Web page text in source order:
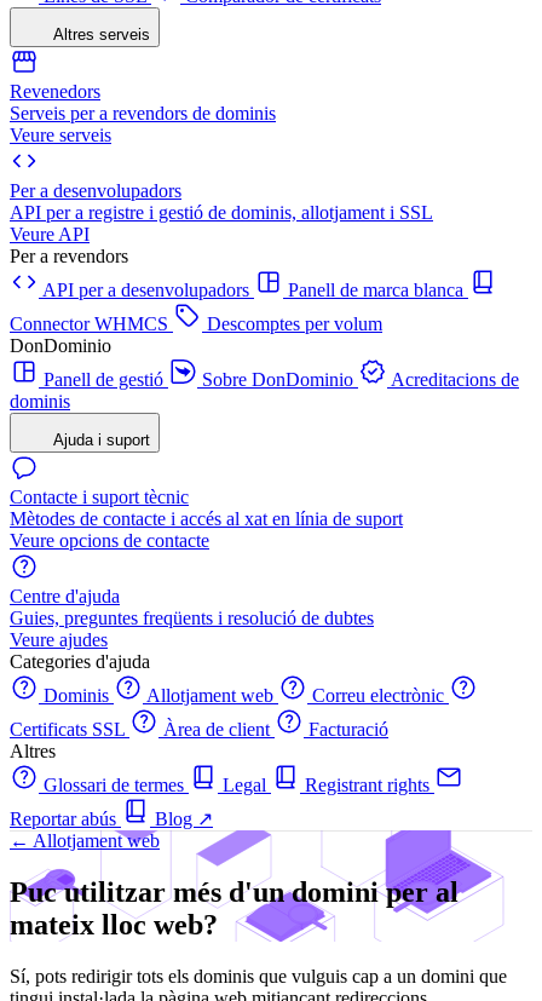
Altres serveis
Revenedors
Serveis per a revendors de dominis
Veure serveis
Per a desenvolupadors
API per a registre i gestió de dominis, allotjament i SSL
Veure API
Per a revendors
API per a desenvolupadors
Panell de marca blanca
Connector WHMCS
Descomptes per volum
DonDominio
Panell de gestió
Sobre DonDominio
Acreditacions de
dominis
Ajuda i suport
Contacte i suport tècnic
Mètodes de contacte i accés al xat en línia de suport
Veure opcions de contacte
Centre d'ajuda
Guies, preguntes freqüents i resolució de dubtes
Veure ajudes
Categories d'ajuda
Dominis
Allotjament web
Correu electrònic
Certificats SSL
Àrea de client
Facturació
Altres
Glossari de termes
Legal
Registrant rights
Reportar abús
Blog ↗
← Allotjament web
Puc utilitzar més d'un domini per al
mateix lloc web?
Sí, pots redirigir tots els dominis que vulguis cap a un domini que